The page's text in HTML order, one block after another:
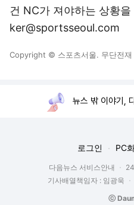
건 NC가 져야하는 상황
ker@sportsseoul.com
Copyright © 스포츠서울. 무단전재
뉴스 밖 이야기,
로그인 PC
다음뉴스 서비스안내
기사배열책임자 : 임광욱
ⓒ